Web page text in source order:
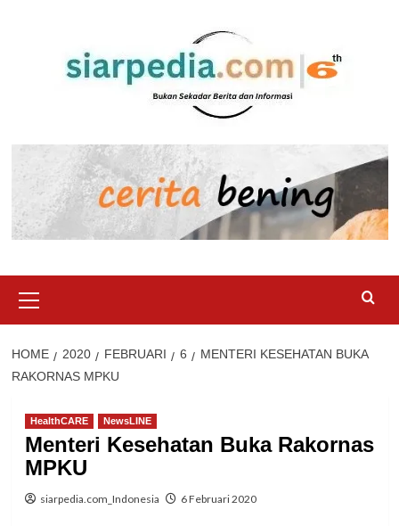
Menu
HOME 2020 FEBRUARI 6
MENTERI KESEHATAN BUKA
RAKORNAS MPKU
HealthCARE NewsLINE
Menteri Kesehatan Buka Rakornas
MPKU
siarpedia.com_Indonesia 6 Februari 2020